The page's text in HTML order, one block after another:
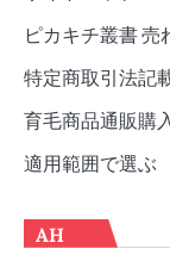
ピカキチ叢書
特定商取引法記
育毛商品通販購
適用範囲で選ぶ
AH